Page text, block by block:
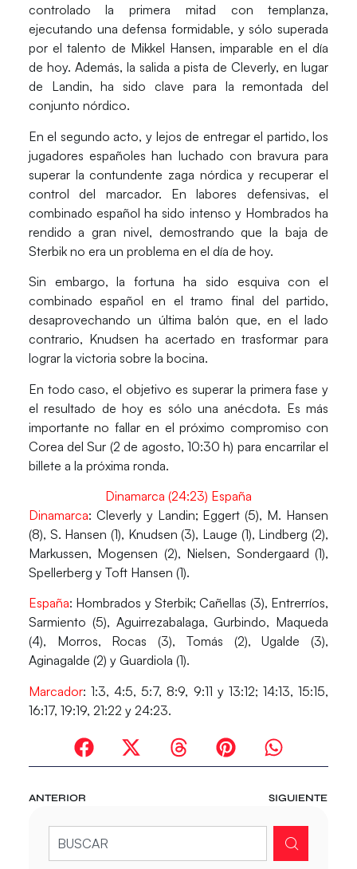
controlado la primera mitad con templanza,
ejecutando una defensa formidable, y sólo superada
por el talento de Mikkel Hansen, imparable en el día
de hoy. Además, la salida a pista de Cleverly, en lugar
de Landin, ha sido clave para la remontada del
conjunto nórdico.
En el segundo acto, y lejos de entregar el partido, los
jugadores españoles han luchado con bravura para
superar la contundente zaga nórdica y recuperar el
control del marcador. En labores defensivas, el
combinado español ha sido intenso y Hombrados ha
rendido a gran nivel, demostrando que la baja de
Sterbik no era un problema en el día de hoy.
Sin embargo, la fortuna ha sido esquiva con el
combinado español en el tramo final del partido,
desaprovechando un última balón que, en el lado
contrario, Knudsen ha acertado en trasformar para
lograr la victoria sobre la bocina.
En todo caso, el objetivo es superar la primera fase y
el resultado de hoy es sólo una anécdota. Es más
importante no fallar en el próximo compromiso con
Corea del Sur (2 de agosto, 10:30 h) para encarrilar el
billete a la próxima ronda.
Dinamarca (24:23) España
Dinamarca: Cleverly y Landin; Eggert (5), M. Hansen
(8), S. Hansen (1), Knudsen (3), Lauge (1), Lindberg (2),
Markussen, Mogensen (2), Nielsen, Sondergaard (1),
Spellerberg y Toft Hansen (1).
España: Hombrados y Sterbik; Cañellas (3), Entrerríos,
Sarmiento (5), Aguirrezabalaga, Gurbindo, Maqueda
(4), Morros, Rocas (3), Tomás (2), Ugalde (3),
Aginagalde (2) y Guardiola (1).
Marcador: 1:3, 4:5, 5:7, 8:9, 9:11 y 13:12; 14:13, 15:15,
16:17, 19:19, 21:22 y 24:23.
ANTERIOR SIGUIENTE